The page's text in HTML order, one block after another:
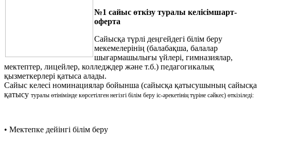
№1 сайыс өткізу туралы келісімшарт-
оферта
Сайысқа түрлі деңгейдегі білім беру
мекемелерінің (балабақша, балалар
шығармашылығы үйлері, гимназиялар,
мектептер, лицейлер, колледждер және т.б.) педагогикалық
қызметкерлері қатыса алады.
Сайыс келесі номинациялар бойынша (сайысқа қатысушының сайысқа
қатысу туралы өтінімінде көрсетілген негізгі білім беру іс-әрекетінің түріне сәйкес) өткізіледі:
• Мектепке дейінгі білім беру